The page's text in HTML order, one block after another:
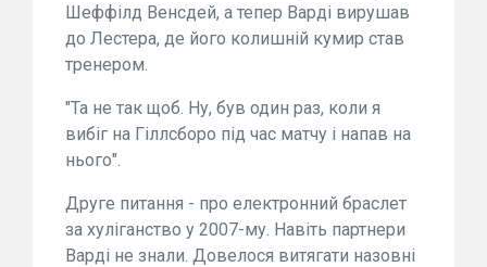
Шеффілд Венсдей, а тепер Варді вирушав
до Лестера, де його колишній кумир став
тренером.
"Та не так щоб. Ну, був один раз, коли я
вибіг на Гіллсборо під час матчу і напав на
нього".
Друге питання - про електронний браслет
за хуліганство у 2007-му. Навіть партнери
Варді не знали. Довелося витягати назовні